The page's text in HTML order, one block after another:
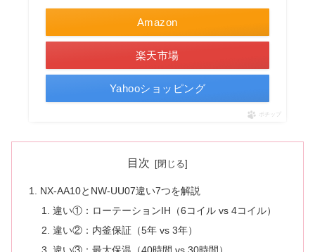
Amazon
楽天市場
Yahooショッピング
ポチップ
目次
NX-AA10とNW-UU07違い7つを解説
違い①：ローテーションIH（6コイル vs 4コイル）
違い②：内釜保証（5年 vs 3年）